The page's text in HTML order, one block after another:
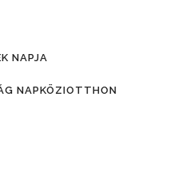
NAPJA
NAPKÖZIOTTHON